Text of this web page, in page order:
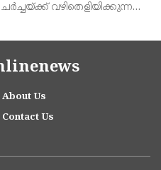
വഴിതെളിയിക്കുന്ന
തലമുറയെക്കാൾ വളരെ
About Us
Contact Us